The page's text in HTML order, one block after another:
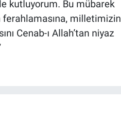
kutluyorum. Bu mübarek
ferahlamasına,
Cenab-ı Allah’tan niyaz